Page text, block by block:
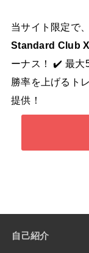
当サイト限定で
Standard Club
ーナス！ ✔️ 最大
勝率を上げるト
提供！
自己紹介